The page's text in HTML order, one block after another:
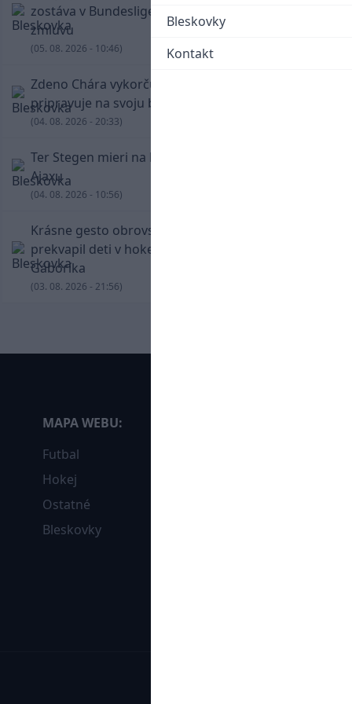
Bleskovky
Kontakt
zostáva v Bundeslige, so Schalke predĺžil
zmluvu
(05. 08. 2026 - 10:46)
Zdeno Chára vykorčuľoval na ľad! V Trenčíne sa
pripravuje na svoju blížiacu sa rozlúčku
(04. 08. 2026 - 20:33)
Ter Stegen mieri na hosťovanie do slávneho
Ajaxu
(04. 08. 2026 - 10:56)
Krásne gesto obrovskej legendy. Chára
prekvapil deti v hokejovej škole Mariána
Gáboríka
(03. 08. 2026 - 21:56)
MAPA WEBU:
Futbal
Hokej
Ostatné
Bleskovky